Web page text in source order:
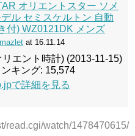
オリエントスター ソメ
ル セミスケルトン 自動
付) WZ0121DK メンズ
at 16.11.14
エント時計) (2013-11-15)
キング: 15,574
で詳細を見る
read.cgi/watch/1478470615/